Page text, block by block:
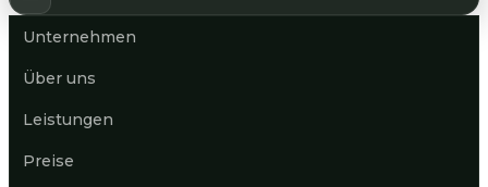
Unternehmen
Über uns
Leistungen
Preise